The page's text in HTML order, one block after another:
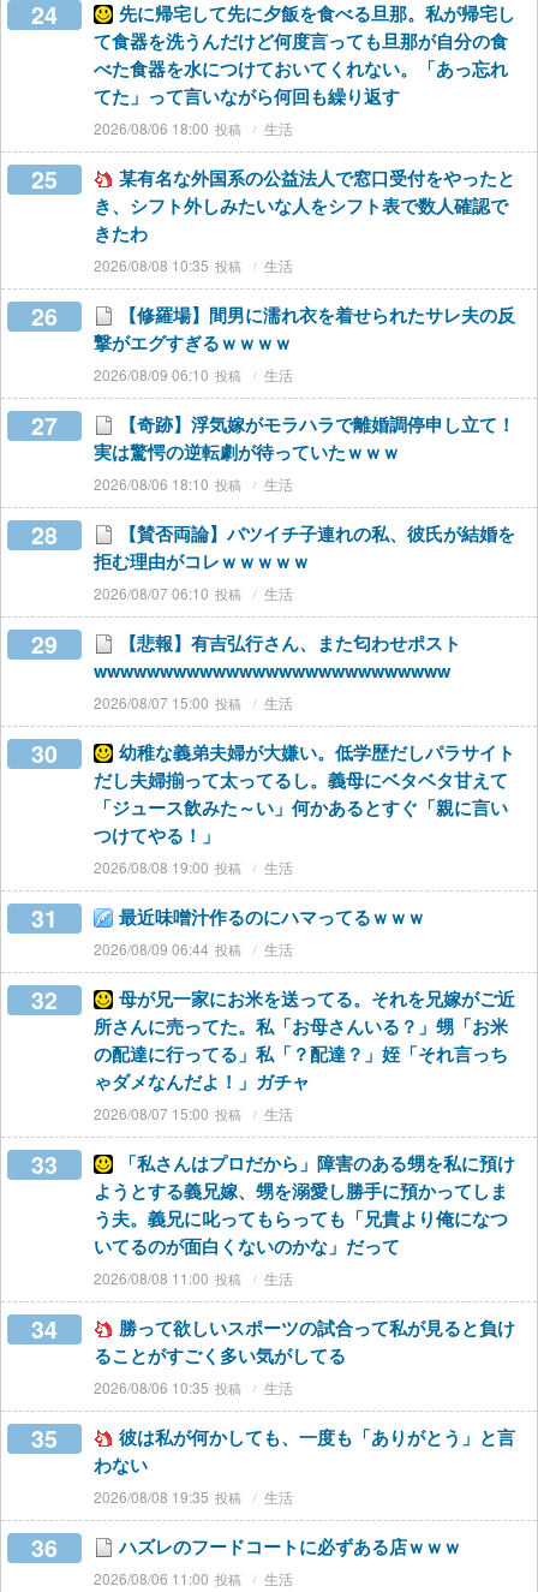
24
先に帰宅して先に夕飯を食べる旦那。私が帰宅し
て食器を洗うんだけど何度言っても旦那が自分の食
べた食器を水につけておいてくれない。「あっ忘れ
てた」って言いながら何回も繰り返す
2026/08/06 18:00 生活
25
某有名な外国系の公益法人で窓口受付をやったと
き、シフト外しみたいな人をシフト表で数人確認で
きたわ
2026/08/08 10:35 生活
26
【修羅場】間男に濡れ衣を着せられたサレ夫の反
撃がエグすぎるｗｗｗｗ
2026/08/09 06:10 生活
27
【奇跡】浮気嫁がモラハラで離婚調停申し立て！
実は驚愕の逆転劇が待っていたｗｗｗ
2026/08/06 18:10 生活
28
【賛否両論】バツイチ子連れの私、彼氏が結婚を
拒む理由がコレｗｗｗｗｗ
2026/08/07 06:10 生活
29
【悲報】有吉弘行さん、また匂わせポスト
wwwwwwwwwwwwwwwwwwwwwwwwwww
2026/08/07 15:00 生活
30
幼稚な義弟夫婦が大嫌い。低学歴だしパラサイト
だし夫婦揃って太ってるし。義母にベタベタ甘えて
「ジュース飲みた～い」何かあるとすぐ「親に言い
つけてやる！」
2026/08/08 19:00 生活
31 最近味噌汁作るのにハマってるｗｗｗ
2026/08/09 06:44 生活
32
母が兄一家にお米を送ってる。それを兄嫁がご近
所さんに売ってた。私「お母さんいる？」甥「お米
の配達に行ってる」私「？配達？」姪「それ言っち
ゃダメなんだよ！」ガチャ
2026/08/07 15:00 生活
33
「私さんはプロだから」障害のある甥を私に預け
ようとする義兄嫁、甥を溺愛し勝手に預かってしま
う夫。義兄に叱ってもらっても「兄貴より俺になつ
いてるのが面白くないのかな」だって
2026/08/08 11:00 生活
34
勝って欲しいスポーツの試合って私が見ると負け
ることがすごく多い気がしてる
2026/08/06 10:35 生活
35
彼は私が何かしても、一度も「ありがとう」と言
わない
2026/08/08 19:35 生活
36 ハズレのフードコートに必ずある店ｗｗｗ
2026/08/06 11:00 生活